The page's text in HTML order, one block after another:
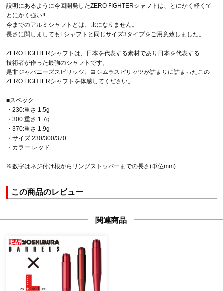
説明にあるように今回開発したZERO FIGHTERシャフトは、とにかく軽くて
とにかく強い!!
今までのアルミシャフトとは、比になりません。
長さに関しましてもLシャフトと同じサイズ3タイプをご用意致しました。
ZERO FIGHTERシャフトは、日本を代表する素材であり日本を代表する
技術者が作った最強のシャフトです。
是非ジャパニーズスピリッツ、ヨシムラスピリッツが詰まりに詰まったこの
ZERO FIGHTERシャフトを体感してください。
■スペック
・230:重さ 1.5g
・300:重さ 1.7g
・370:重さ 1.9g
・サイズ 230/300/370
・カラー:レッド
※数字はネジ付け根からリングストッパーまでの長さ(単位mm)
この商品のレビュー
関連商品